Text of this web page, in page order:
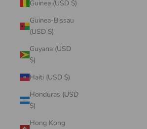
Guinea (USD $)
Guinea-Bissau
(USD $)
Guyana (USD
$)
Haiti (USD $)
Honduras (USD
$)
Hong Kong